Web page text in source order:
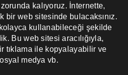
kalıyoruz. İnternette,
bir web sitesinde bulacaksınız.
kullanabileceği şekilde
Bu web sitesi aracılığıyla,
tıklama ile kopyalayabilir ve
medya vb.